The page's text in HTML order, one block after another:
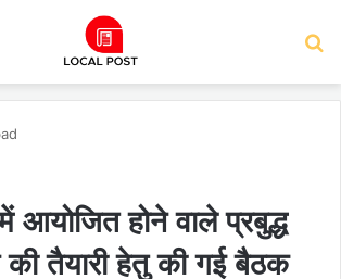
आयोजित होने वाले प्रबुद्ध
की तैयारी हेतु की गई बैठक